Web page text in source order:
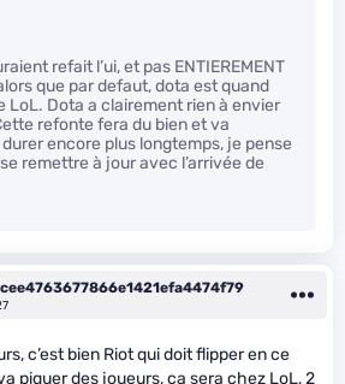
refait l’ui, et pas ENTIEREMENT
que par defaut, dota est quand
LoL. Dota a clairement rien à envier
refonte fera du bien et va
encore plus longtemps, je pense
remettre à jour avec l’arrivée de
c’est bien Riot qui doit flipper en ce
piquer des joueurs, ça sera chez LoL, 2